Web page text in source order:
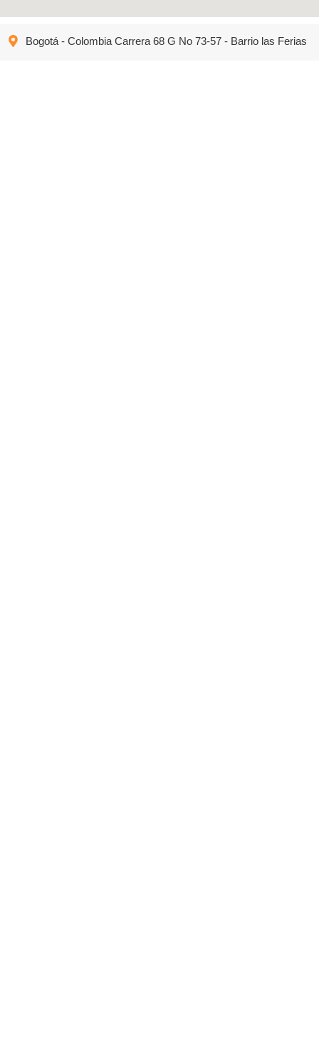
Bogotá - Colombia Carrera 68 G No 73-57 - Barrio las Ferias